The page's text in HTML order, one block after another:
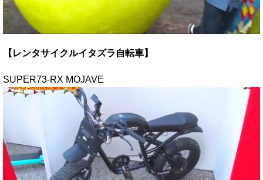
【レンタサイクルイタズラ自転車】
SUPER73-RX MOJAVE